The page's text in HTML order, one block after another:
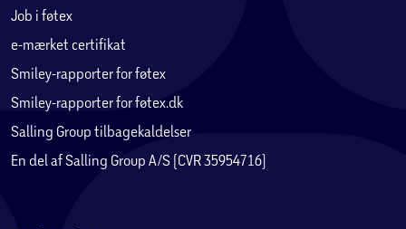
Job i føtex
e-mærket certifikat
Smiley-rapporter for føtex
Smiley-rapporter for føtex.dk
Salling Group tilbagekaldelser
En del af Salling Group A/S (CVR 35954716)